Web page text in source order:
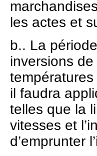
les actes et
b.. La
inversions de
il faudra
telles que la
vitesses et
d’emprunter